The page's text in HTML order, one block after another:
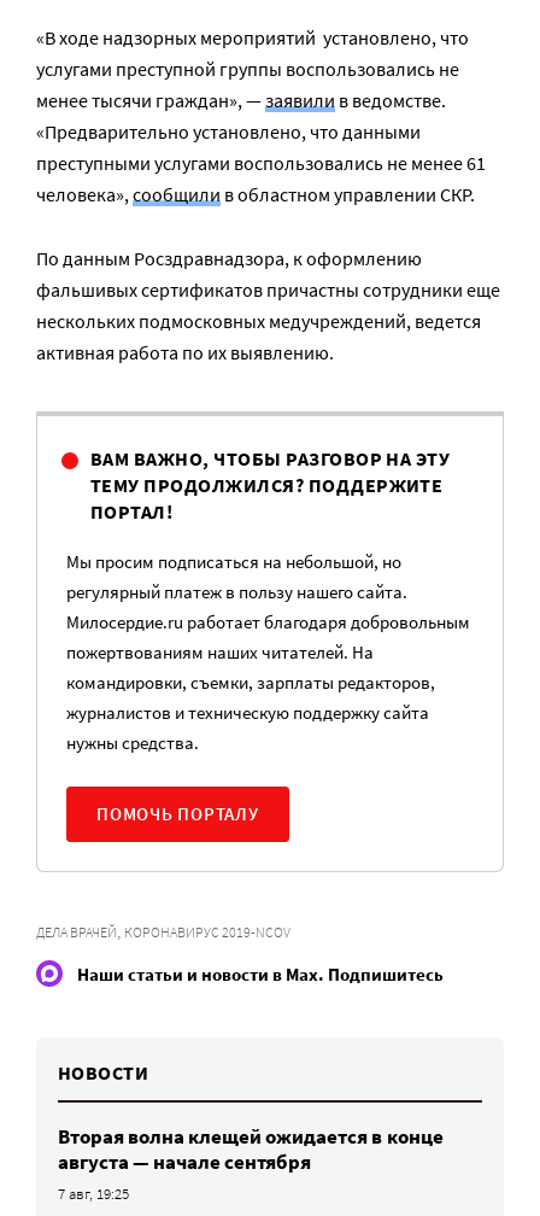
«В ходе надзорных мероприятий установлено, что
услугами преступной группы воспользовались не
менее тысячи граждан», —заявили в ведомстве.
«Предварительно установлено, что данными
преступными услугами воспользовались не менее 61
человека»,сообщили в областном управлении СКР.
По данным Росздравнадзора, к оформлению
фальшивых сертификатов причастны сотрудники еще
нескольких подмосковных медучреждений, ведется
активная работа по их выявлению.
ВАМ ВАЖНО, ЧТОБЫ РАЗГОВОР НА ЭТУ
ТЕМУ ПРОДОЛЖИЛСЯ? ПОДДЕРЖИТЕ
ПОРТАЛ!
Мы просим подписаться на небольшой, но
регулярный платеж в пользу нашего сайта.
Милосердие.ru работает благодаря добровольным
пожертвованиям наших читателей. На
командировки, съемки, зарплаты редакторов,
журналистов и техническую поддержку сайта
нужны средства.
ПОМОЧЬ ПОРТАЛУ
ДЕЛА ВРАЧЕЙ, КОРОНАВИРУС 2019-NCOV
Наши статьи и новости в Max. Подпишитесь
НОВОСТИ
Вторая волна клещей ожидается в конце
августа — начале сентября
7 авг, 19:25